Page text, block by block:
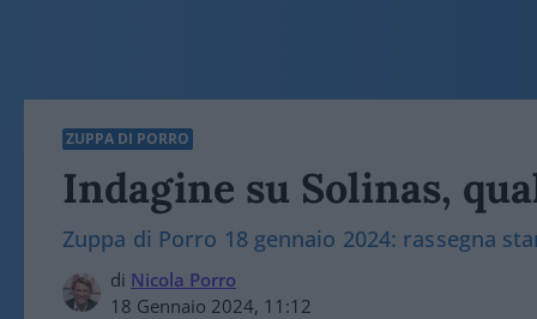
ZUPPA DI PORRO
Indagine su Solinas,
Zuppa di Porro 18 gennaio 2024: rassegna
di Nicola Porro
18 Gennaio 2024, 11:12